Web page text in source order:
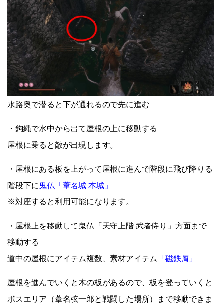
水路奥で潜ると下が通れるので先に進む
・鉤縄で水中から出て屋根の上に移動する
屋根に乗ると敵が出現します。
・屋根にある板を上がって屋根に進んで階段に飛び降りる
階段下に 鬼仏「葦名城 本城」
※対座すると利用可能になります。
・屋根上を移動して鬼仏「天守上階 武者侍り」方面まで
移動する
道中の屋根にアイテム複数、素材アイテム
「磁鉄屑」
屋根を進んでいくと木の板があるので、板を登っていくと
ボスエリア（葦名弦一郎と戦闘した場所）まで移動できま